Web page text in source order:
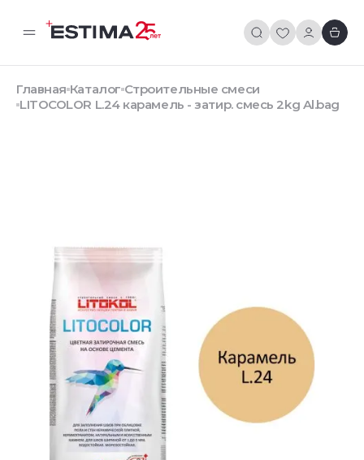
Главная Каталог Строительные смеси
LITOCOLOR L.24 карамель - затир. смесь 2kg Al.bag